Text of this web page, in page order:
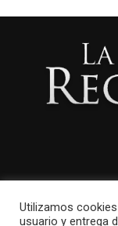
Utilizamos
usuario y entrega